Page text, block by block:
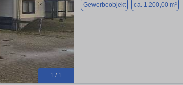
1 / 1
Gewerbeobjekt ca. 1.200,00 m²